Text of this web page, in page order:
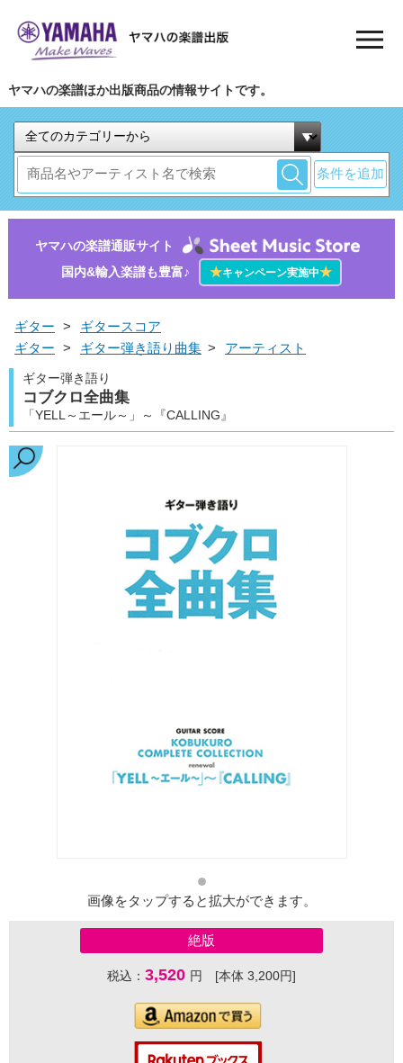
ヤマハの楽譜ほか出版商品の情報サイトです。
条件を追加
ヤマハの楽譜通販サイト
国内&輸入楽譜も豊富♪
★キャンペーン実施中★
ギター >
ギタースコア
ギター > ギター弾き語り曲集 > アーティスト
ギター弾き語り
コブクロ全曲集
「YELL～エール～」～『CALLING』
画像をタップすると拡大ができます。
絶版
税込： 3,520 円 [本体 3,200円]